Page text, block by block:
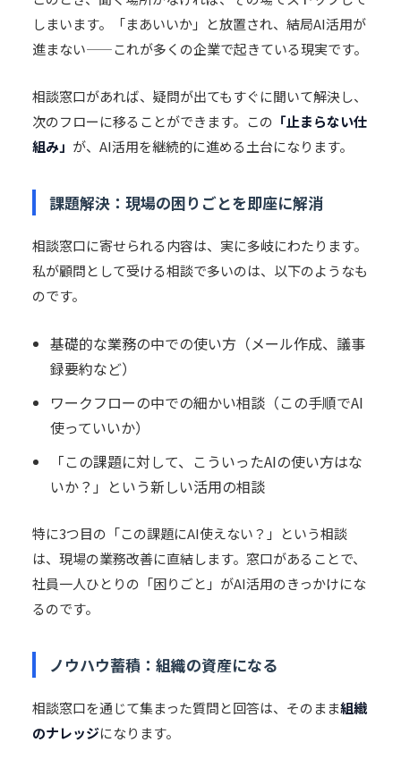
しまいます。「まあいいか」と放置され、結局AI活用が
進まない——これが多くの企業で起きている現実です。
相談窓口があれば、疑問が出てもすぐに聞いて解決し、
次のフローに移ることができます。この 「止まらない仕
組み」 が、AI活用を継続的に進める土台になります。
課題解決：現場の困りごとを即座に解消
相談窓口に寄せられる内容は、実に多岐にわたります。
私が顧問として受ける相談で多いのは、以下のようなも
のです。
基礎的な業務の中での使い方（メール作成、議事
録要約など）
ワークフローの中での細かい相談（この手順でAI
使っていいか）
「この課題に対して、こういったAIの使い方はな
いか？」という新しい活用の相談
特に3つ目の「この課題にAI使えない？」という相談
は、現場の業務改善に直結します。窓口があることで、
社員一人ひとりの「困りごと」がAI活用のきっかけにな
るのです。
ノウハウ蓄積：組織の資産になる
相談窓口を通じて集まった質問と回答は、そのまま組織
のナレッジになります。